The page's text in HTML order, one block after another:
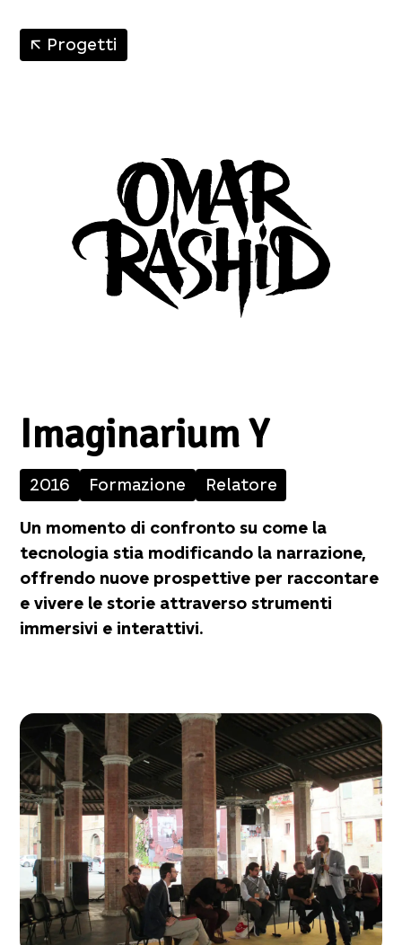
↑ Progetti
Imaginarium Y
2016 Formazione Relatore
Un momento di confronto su come la
tecnologia stia modificando la narrazione,
offrendo nuove prospettive per raccontare
e vivere le storie attraverso strumenti
immersivi e interattivi.